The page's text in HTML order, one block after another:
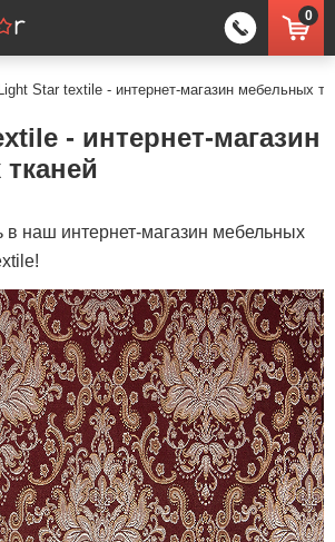
0
Star textile - интернет-магазин мебельных
- интернет-магазин
наш интернет-магазин мебельных